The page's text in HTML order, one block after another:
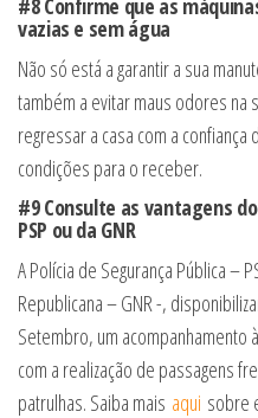
vazias e sem água
Não só está a garantir a sua
também a evitar maus odores na
regressar a casa com a
condições para o receber.
#9 Consulte as vantagens
PSP ou da GNR
A Polícia de Segurança Pública –
Republicana – GNR -,
Setembro, um acompanhamento
com a realização de passagens
patrulhas. Saiba mais aqui sobre